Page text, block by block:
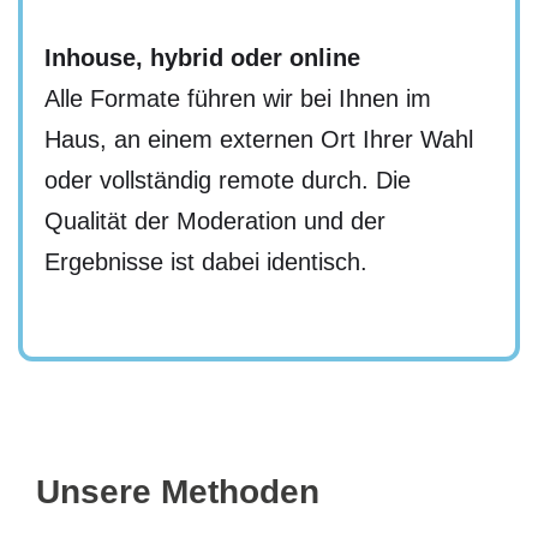
Inhouse, hybrid oder online
Alle Formate führen wir bei Ihnen im
Haus, an einem externen Ort Ihrer Wahl
oder vollständig remote durch. Die
Qualität der Moderation und der
Ergebnisse ist dabei identisch.
Unsere Methoden